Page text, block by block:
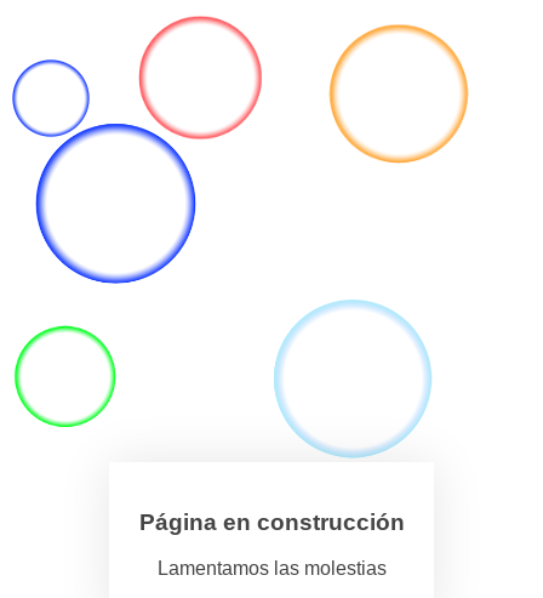
Página en construcción
Lamentamos las molestias